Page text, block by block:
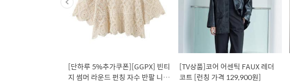
[단하루 5%추가쿠폰][GGPX] 빈티
지 썸머 라운드 펀칭 자수 반팔 니트
[TV상품]코어 어센틱 FAUX 레더
코트 [런칭 가격 129,900원]